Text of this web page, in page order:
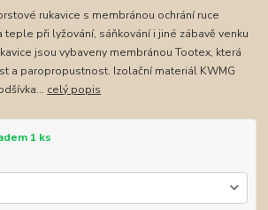
rukavice s membránou ochrání ruce
teple při lyžování, sáňkování i jiné zábavě venku
jsou vybaveny membránou Tootex, která
a paropropustnost. Izolační materiál KWMG
celý popis
1 ks